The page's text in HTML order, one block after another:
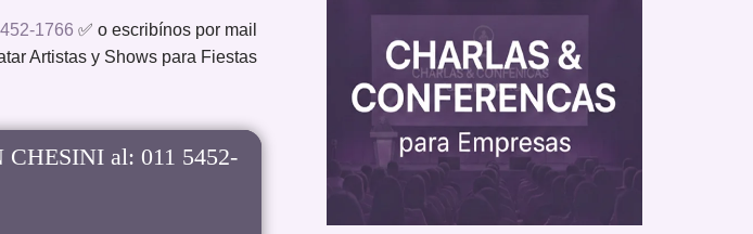
1766 ✅ o escribínos por mail
Artistas y Shows para Fiestas
al: 011 5452-